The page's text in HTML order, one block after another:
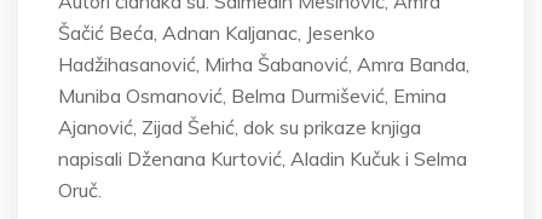
Šačić Beća, Adnan Kaljanac, Jesenko
Hadžihasanović, Mirha Šabanović, Amra Banda,
Muniba Osmanović, Belma Durmišević, Emina
Ajanović, Zijad Šehić, dok su prikaze knjiga
napisali Dženana Kurtović, Aladin Kučuk i Selma
Oruč.